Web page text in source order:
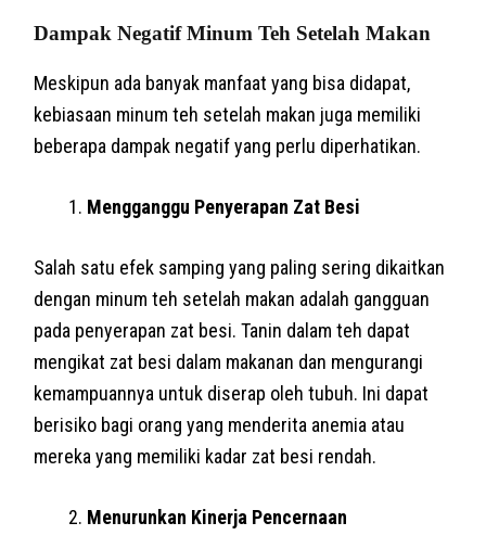
Dampak Negatif Minum Teh Setelah Makan
Meskipun ada banyak manfaat yang bisa didapat,
kebiasaan minum teh setelah makan juga memiliki
beberapa dampak negatif yang perlu diperhatikan.
Mengganggu Penyerapan Zat Besi
Salah satu efek samping yang paling sering dikaitkan
dengan minum teh setelah makan adalah gangguan
pada penyerapan zat besi. Tanin dalam teh dapat
mengikat zat besi dalam makanan dan mengurangi
kemampuannya untuk diserap oleh tubuh. Ini dapat
berisiko bagi orang yang menderita anemia atau
mereka yang memiliki kadar zat besi rendah.
Menurunkan Kinerja Pencernaan